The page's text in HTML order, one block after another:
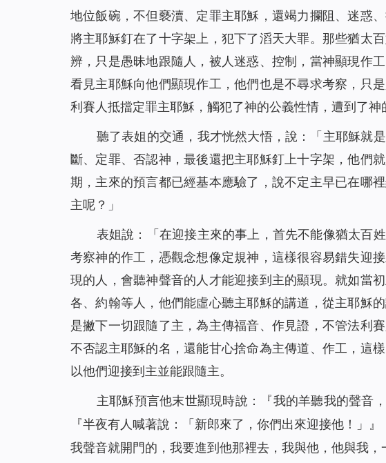
地位飯碗，不但褻瀆、定罪主耶穌，還竭力攔阻、迷惑
將主耶穌釘在了十字架上，犯下了滔天大罪。那些猶太
辨，只是愚昧地跟隨人，被人迷惑、控制，當神顯現作
看見主耶穌向他們顯現作工，他們也是不尋求考察，只
利賽人抵擋定罪主耶穌，觸犯了神的公義性情，遭到了神
聽了表姐的交通，我才恍然大悟，說：「主耶穌就
斷、定罪、否認神，最後還把主耶穌釘上十字架，他們
期，主來的預言都已經基本應驗了，說不定主早已在哪
主呢？」
表姐說：「在迎接主來的事上，首先不能像猶太百
考察神的作工，憑觀念想像定規神，這樣很容易錯失迎
現的人，會聽神聲音的人才能迎接到主的顯現。就如當
各、約翰等人，他們能虛心聽主耶穌的講道，從主耶穌
是撇下一切跟隨了主，為主傳福音、作見證，不管法利
不否認主耶穌的名，還能甘心捨命為主傳道、作工，這
以他們迎接到主並能跟隨主。
主耶穌預言他末世顯現時說：『我的羊聽我的聲音
『半夜有人喊著說：「新郎來了，你們出來迎接他！」』
我聲音就開門的，我要進到他那裡去，我與他，他與我，